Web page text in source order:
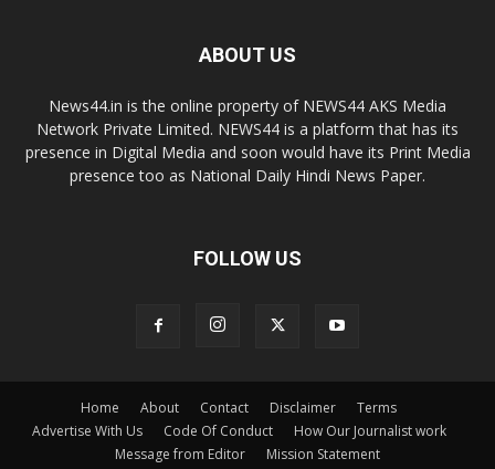
ABOUT US
News44.in is the online property of NEWS44 AKS Media
Network Private Limited. NEWS44 is a platform that has its
presence in Digital Media and soon would have its Print Media
presence too as National Daily Hindi News Paper.
FOLLOW US
Home About Contact Disclaimer
Terms
Advertise With Us
Code Of Conduct
How Our Journalist work
Message from Editor
Mission Statement